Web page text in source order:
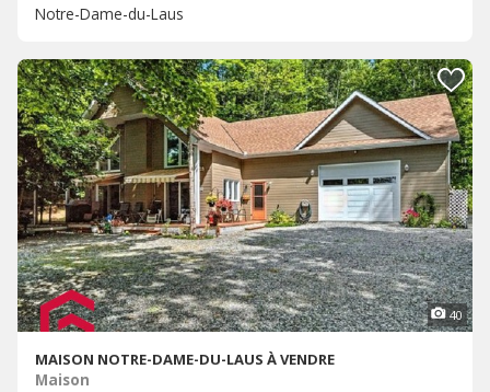
Notre-Dame-du-Laus
40
MAISON NOTRE-DAME-DU-LAUS À VENDRE
Maison